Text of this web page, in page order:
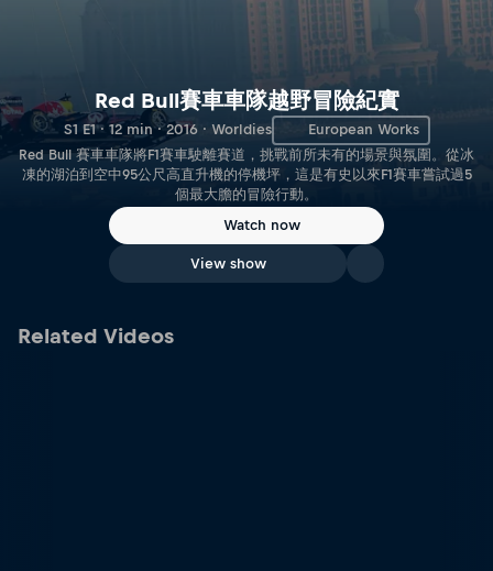
Red Bull賽車車隊越野冒險紀實
S1 E1 · 12 min · 2016 · Worldies European Works
Red Bull 賽車車隊將F1賽車駛離賽道，挑戰前所未有的場景與氛圍。從冰
凍的湖泊到空中95公尺高直升機的停機坪，這是有史以來F1賽車嘗試過5
個最大膽的冒險行動。
Watch now
View show
Related Videos